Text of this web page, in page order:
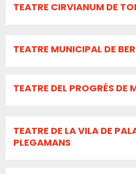
TEATRE CIRVIANUM DE
TEATRE MUNICIPAL DE
TEATRE DEL PROGRÉS DE
TEATRE DE LA VILA DE
PLEGAMANS